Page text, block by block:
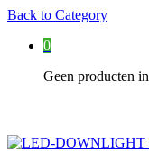
Back to Category
0
Geen producten